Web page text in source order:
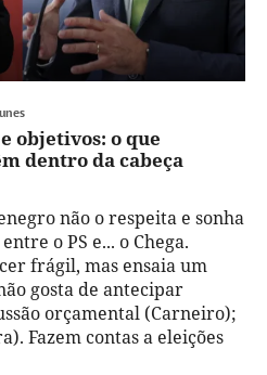
objetivos: o que
dentro da cabeça
não o respeita e sonha
o PS e... o Chega.
frágil, mas ensaia um
gosta de antecipar
orçamental (Carneiro);
Fazem contas a eleições